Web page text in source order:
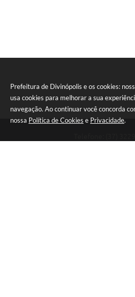
Prefeitura de Divinópolis e os cookies:
usa cookies para melhorar a sua
navegação. Ao continuar você concorda
nossa Política de Cookies e Privacidade.